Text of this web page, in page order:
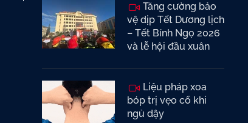
Tăng cường bảo
vệ dịp Tết Dương lịch
– Tết Bính Ngọ 2026
và lễ hội đầu xuân
Liệu pháp xoa
bóp trị vẹo cổ khi
ngủ dậy